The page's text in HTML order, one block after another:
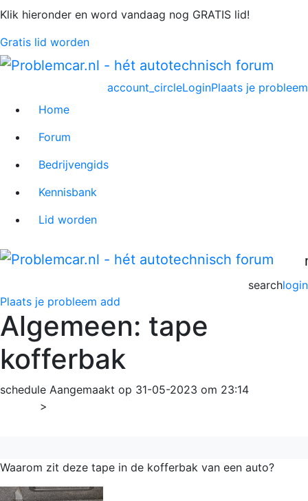
Klik hieronder en word vandaag nog GRATIS lid!
Gratis lid worden
Plaats je probleem
account_circleLogin
Home
Forum
Bedrijvengids
Kennisbank
Lid worden
login
search
Plaats je probleem add
Algemeen: tape
kofferbak
schedule Aangemaakt op 31-05-2023 om 23:14
>
Waarom zit deze tape in de kofferbak van een auto?